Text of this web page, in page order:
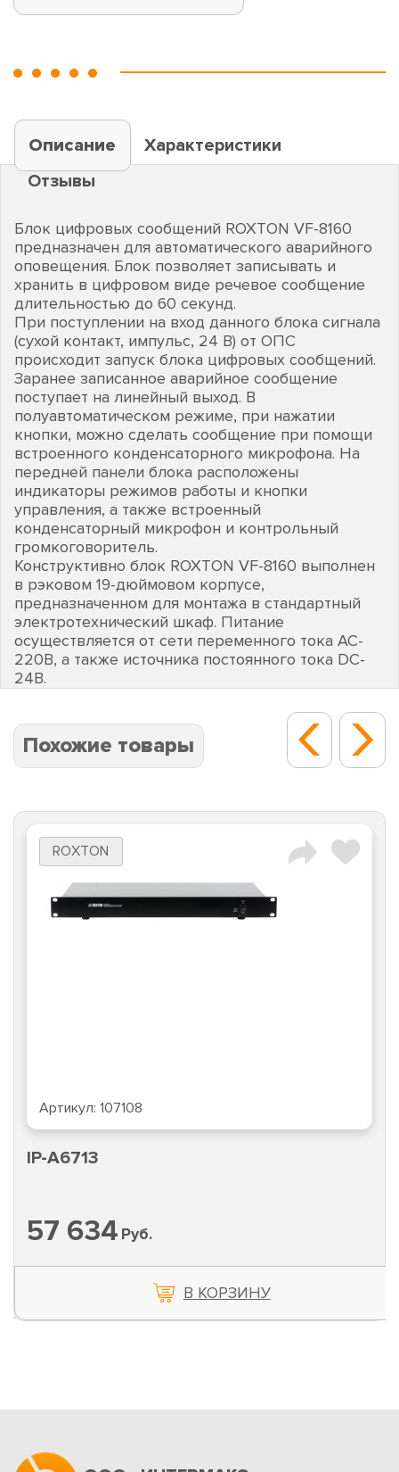
Описание
Характеристики
Отзывы
Блок цифровых сообщений ROXTON VF-8160
предназначен для автоматического аварийного
оповещения. Блок позволяет записывать и
хранить в цифровом виде речевое сообщение
длительностью до 60 секунд.
При поступлении на вход данного блока сигнала
(сухой контакт, импульс, 24 В) от ОПС
происходит запуск блока цифровых сообщений.
Заранее записанное аварийное сообщение
поступает на линейный выход. В
полуавтоматическом режиме, при нажатии
кнопки, можно сделать сообщение при помощи
встроенного конденсаторного микрофона. На
передней панели блока расположены
индикаторы режимов работы и кнопки
управления, а также встроенный
конденсаторный микрофон и контрольный
громкоговоритель.
Конструктивно блок ROXTON VF-8160 выполнен
в рэковом 19-дюймовом корпусе,
предназначенном для монтажа в стандартный
электротехнический шкаф. Питание
осуществляется от сети переменного тока AC-
220В, а также источника постоянного тока DC-
24В.
Похожие товары
ROXTON
Артикул: 107108
IP-A6713
57 634 Руб.
В КОРЗИНУ